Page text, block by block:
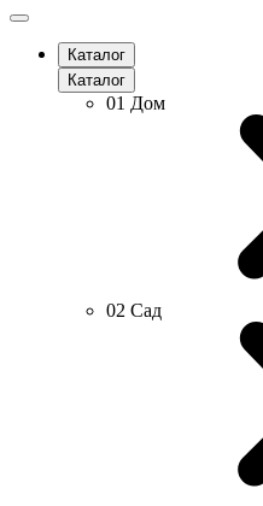
Каталог
Каталог
01 Дом
02 Сад